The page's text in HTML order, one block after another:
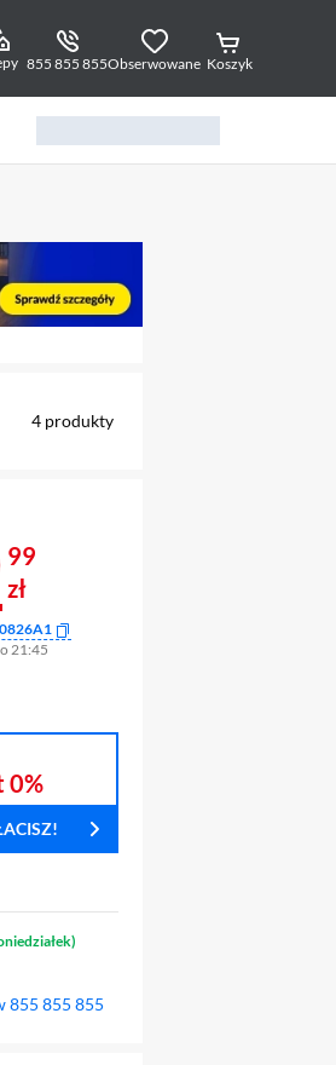
855 855 855Obserwowane Koszyk
4 produkty
599,99
99
zł
21:45
0%
855 855 855